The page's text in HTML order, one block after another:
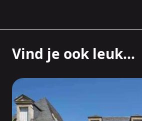
Vind je ook leuk...